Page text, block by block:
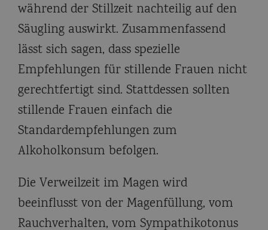
während der Stillzeit nachteilig auf den
Säugling auswirkt. Zusammenfassend
lässt sich sagen, dass spezielle
Empfehlungen für stillende Frauen nicht
gerechtfertigt sind. Stattdessen sollten
stillende Frauen einfach die
Standardempfehlungen zum
Alkoholkonsum befolgen.
Die Verweilzeit im Magen wird
beeinflusst von der Magenfüllung, vom
Rauchverhalten, vom Sympathikotonus